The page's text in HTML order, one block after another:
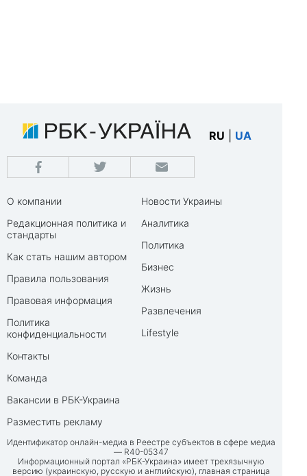
RU UA
О компании
Редакционная политика и
стандарты
Как стать нашим автором
Правила пользования
Правовая информация
Политика
конфиденциальности
Контакты
Команда
Вакансии в РБК-Украина
Разместить рекламу
Новости Украины
Аналитика
Политика
Бизнес
Жизнь
Развлечения
Lifestyle
Идентификатор онлайн-медиа в Реестре субъектов в сфере медиа
— R40-05347
Информационный портал «РБК-Украина» имеет трехязычную
версию (украинскую, русскую и английскую), главная страница